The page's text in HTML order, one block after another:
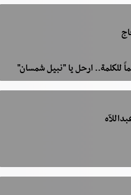
للكلمة.. ارحل يا "نبيل شمسان"